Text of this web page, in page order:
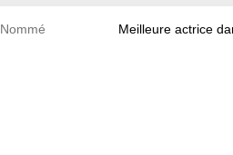
Nommé Meilleure actrice